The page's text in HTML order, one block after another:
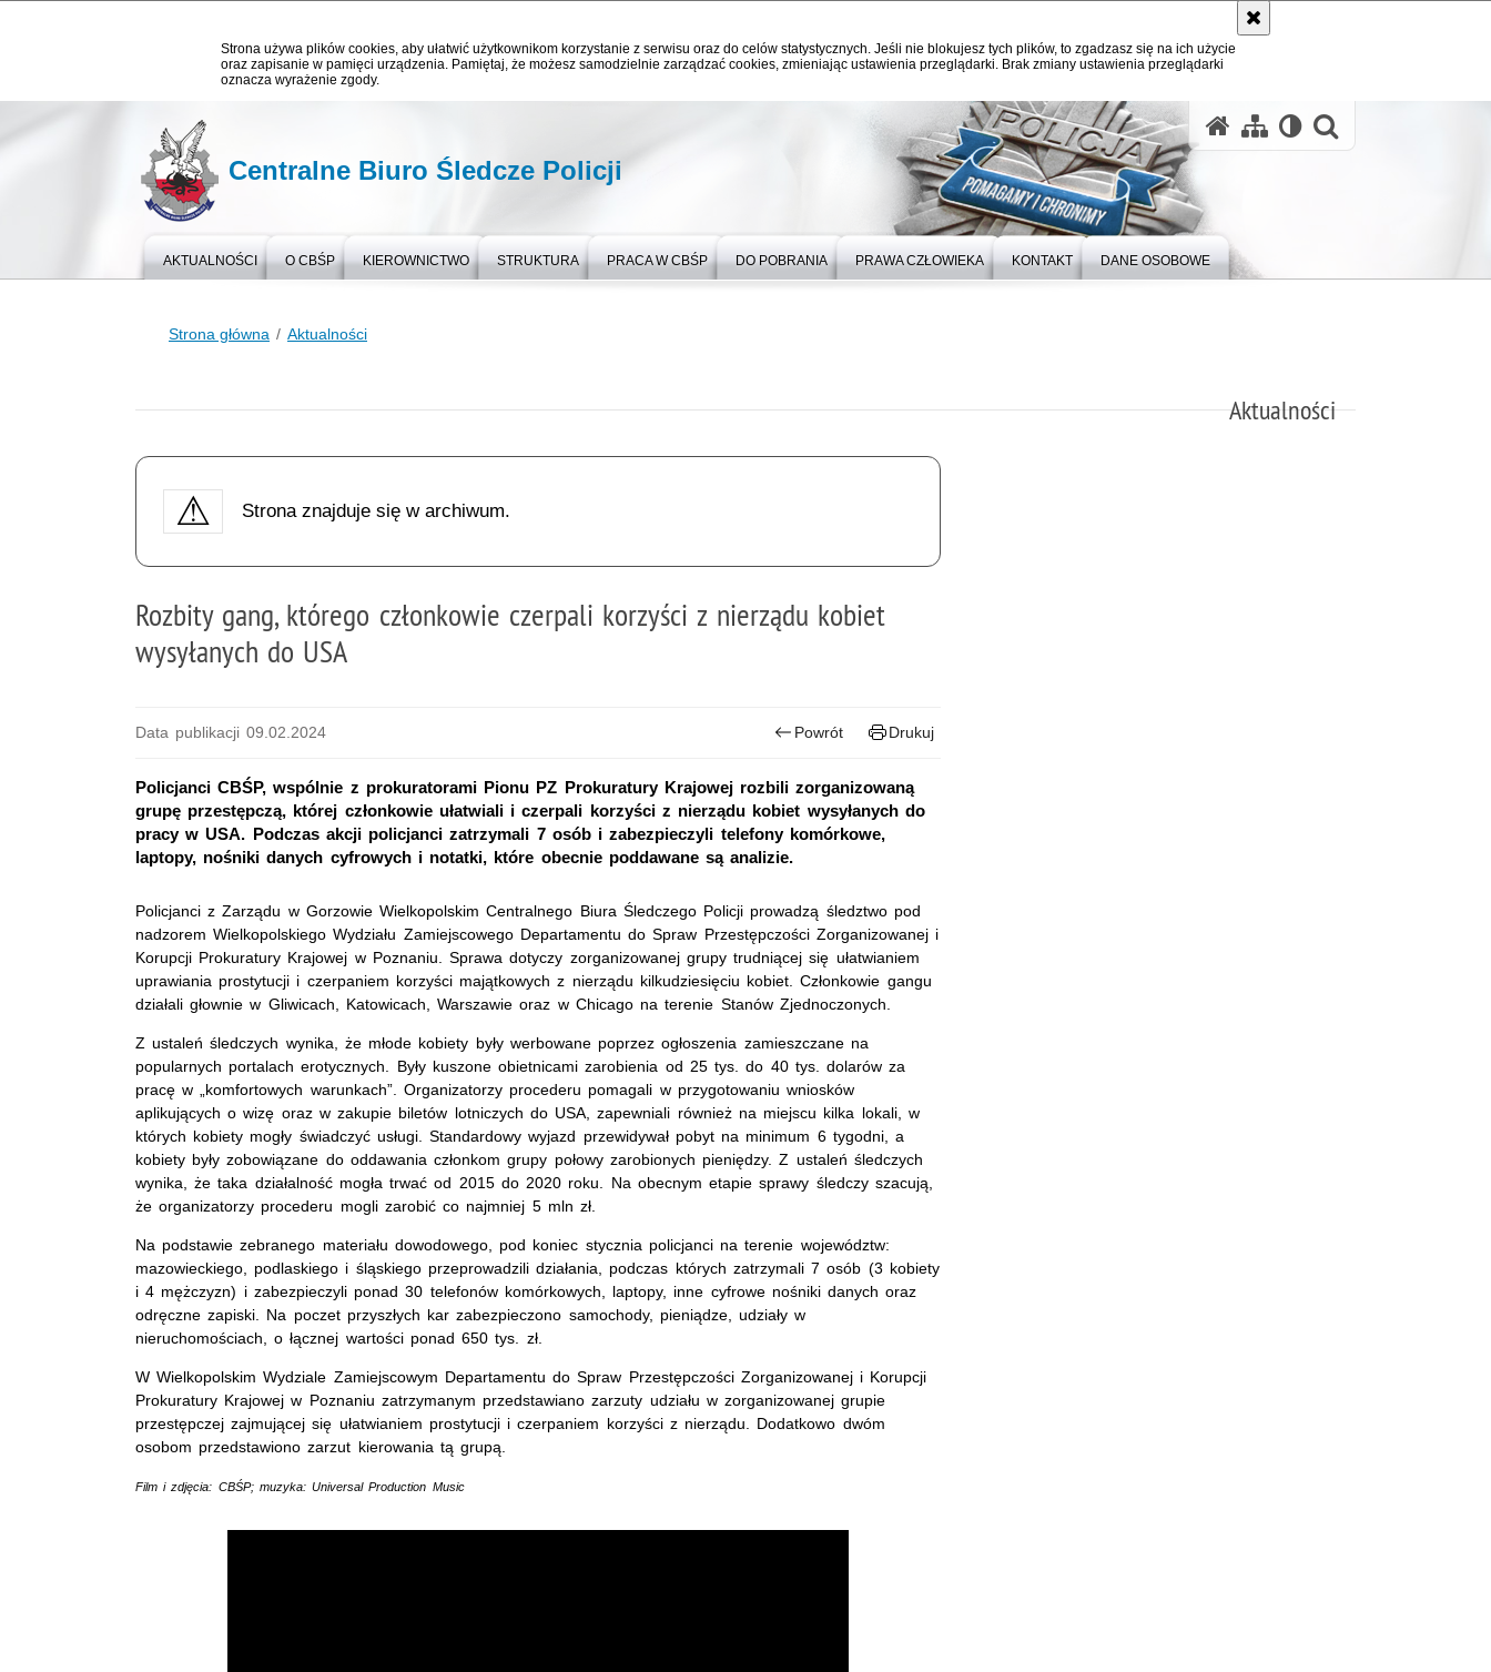
Strona używa plików cookies, aby ułatwić użytkownikom korzystanie z serwisu oraz do celów statystycznych. Jeśli nie blokujesz tych plików, to zgadzasz się na ich użycie
oraz zapisanie w pamięci urządzenia. Pamiętaj, że możesz samodzielnie zarządzać cookies, zmieniając ustawienia przeglądarki. Brak zmiany ustawienia przeglądarki
oznacza wyrażenie zgody.
Centralne Biuro Śledcze Policji
AKTUALNOŚCI O CBŚP KIEROWNICTWO STRUKTURA PRACA W CBŚP DO POBRANIA PRAWA CZŁOWIEKA KONTAKT DANE OSOBOWE
Strona główna Aktualności
Aktualności
Strona znajduje się w archiwum.
Rozbity gang, którego członkowie czerpali korzyści z nierządu kobiet
wysyłanych do USA
Data publikacji 09.02.2024 Powrót Drukuj
Policjanci CBŚP, wspólnie z prokuratorami Pionu PZ Prokuratury Krajowej rozbili zorganizowaną
grupę przestępczą, której członkowie ułatwiali i czerpali korzyści z nierządu kobiet wysyłanych do
pracy w USA. Podczas akcji policjanci zatrzymali 7 osób i zabezpieczyli telefony komórkowe,
laptopy, nośniki danych cyfrowych i notatki, które obecnie poddawane są analizie.
Policjanci z Zarządu w Gorzowie Wielkopolskim Centralnego Biura Śledczego Policji prowadzą śledztwo pod
nadzorem Wielkopolskiego Wydziału Zamiejscowego Departamentu do Spraw Przestępczości Zorganizowanej i
Korupcji Prokuratury Krajowej w Poznaniu. Sprawa dotyczy zorganizowanej grupy trudniącej się ułatwianiem
uprawiania prostytucji i czerpaniem korzyści majątkowych z nierządu kilkudziesięciu kobiet. Członkowie gangu
działali głownie w Gliwicach, Katowicach, Warszawie oraz w Chicago na terenie Stanów Zjednoczonych.
Z ustaleń śledczych wynika, że młode kobiety były werbowane poprzez ogłoszenia zamieszczane na
popularnych portalach erotycznych. Były kuszone obietnicami zarobienia od 25 tys. do 40 tys. dolarów za
pracę w „komfortowych warunkach”. Organizatorzy procederu pomagali w przygotowaniu wniosków
aplikujących o wizę oraz w zakupie biletów lotniczych do USA, zapewniali również na miejscu kilka lokali, w
których kobiety mogły świadczyć usługi. Standardowy wyjazd przewidywał pobyt na minimum 6 tygodni, a
kobiety były zobowiązane do oddawania członkom grupy połowy zarobionych pieniędzy. Z ustaleń śledczych
wynika, że taka działalność mogła trwać od 2015 do 2020 roku. Na obecnym etapie sprawy śledczy szacują,
że organizatorzy procederu mogli zarobić co najmniej 5 mln zł.
Na podstawie zebranego materiału dowodowego, pod koniec stycznia policjanci na terenie województw:
mazowieckiego, podlaskiego i śląskiego przeprowadzili działania, podczas których zatrzymali 7 osób (3 kobiety
i 4 mężczyzn) i zabezpieczyli ponad 30 telefonów komórkowych, laptopy, inne cyfrowe nośniki danych oraz
odręczne zapiski. Na poczet przyszłych kar zabezpieczono samochody, pieniądze, udziały w
nieruchomościach, o łącznej wartości ponad 650 tys. zł.
W Wielkopolskim Wydziale Zamiejscowym Departamentu do Spraw Przestępczości Zorganizowanej i Korupcji
Prokuratury Krajowej w Poznaniu zatrzymanym przedstawiano zarzuty udziału w zorganizowanej grupie
przestępczej zajmującej się ułatwianiem prostytucji i czerpaniem korzyści z nierządu. Dodatkowo dwóm
osobom przedstawiono zarzut kierowania tą grupą.
Film i zdjęcia: CBŚP; muzyka: Universal Production Music